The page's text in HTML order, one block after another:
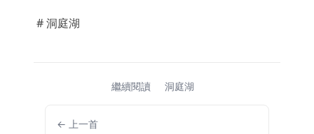
# 洞庭湖
繼續閱讀 洞庭湖
← 上一首